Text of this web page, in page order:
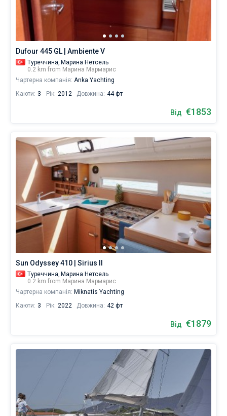
Dufour 445 GL | Ambiente V
Туреччина, Марина Нетсель
0.2 km from Марина Мармарис
Чартерна компанія: Anka Yachting
Каюти: 3 Рік: 2012 Довжина: 44 фт
Від €1853
Sun Odyssey 410 | Sirius II
Туреччина, Марина Нетсель
0.2 km from Марина Мармарис
Чартерна компанія: Miknatis Yachting
Каюти: 3 Рік: 2022 Довжина: 42 фт
Від €1879